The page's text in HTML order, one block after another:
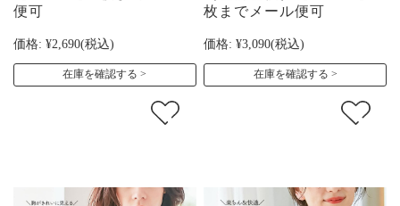
便可
価格: ¥2,690(税込)
在庫を確認する
枚までメール便可
価格: ¥3,090(税込)
在庫を確認する